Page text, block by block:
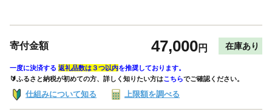
寄付金額 47,000円 在庫あり
一度に決済する 返礼品数は３つ以内を推奨しております。
🔰ふるさと納税が初めての方、詳しく知りたい方はこちらでご確認ください。
仕組みについて知る 上限額を調べる